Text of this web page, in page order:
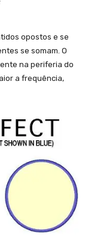
opostos e se
se somam. O
na periferia do
a frequência,